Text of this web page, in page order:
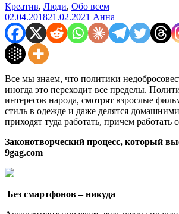
Креатив, Люди, Обо всем
02.04.201821.02.2021 Анна
Все мы знаем, что политики
иногда это переходит все пределы.
интересов народа, смотрят взрослые
стиль в одежде и даже делятся
приходят туда работать, причем работать
Законотворческий процесс, который
9gag.com
Без смартфонов – никуда